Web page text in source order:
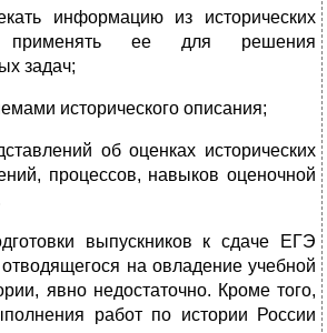
информацию из исторических
применять ее для решения
задач;
исторического описания;
об оценках исторических
процессов, навыков оценочной
выпускников к сдаче ЕГЭ
на овладение учебной
явно недостаточно. Кроме того,
работ по истории России